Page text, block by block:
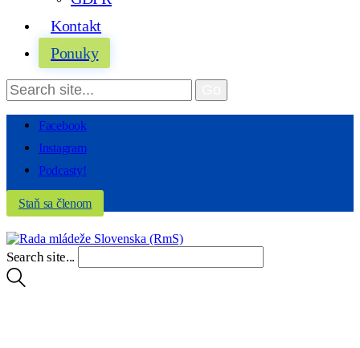
Kontakt
Ponuky
Facebook
Instagram
Podcasty!
Staň sa členom
Search site...